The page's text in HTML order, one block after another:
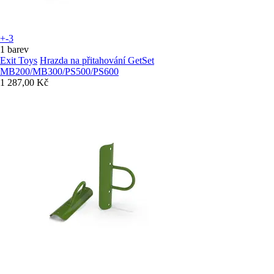
+-3
1 barev
Exit Toys Hrazda na přitahování GetSet
MB200/MB300/PS500/PS600
1 287,00 Kč